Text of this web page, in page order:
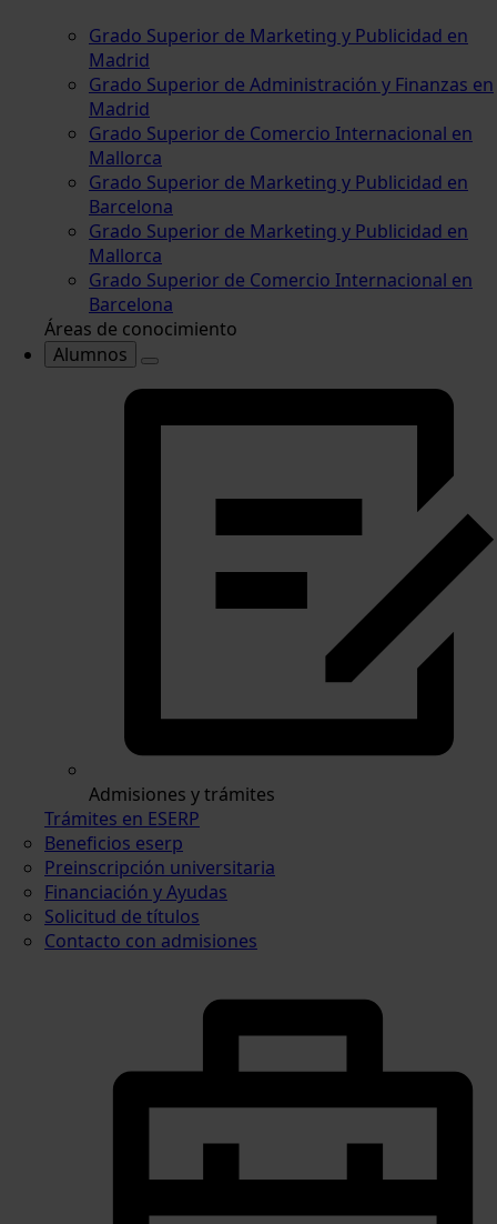
Grado Superior de Marketing y Publicidad en
Madrid
Grado Superior de Administración y Finanzas en
Madrid
Grado Superior de Comercio Internacional en
Mallorca
Grado Superior de Marketing y Publicidad en
Barcelona
Grado Superior de Marketing y Publicidad en
Mallorca
Grado Superior de Comercio Internacional en
Barcelona
Áreas de conocimiento
Alumnos
Admisiones y trámites
Trámites en ESERP
Beneficios eserp
Preinscripción universitaria
Financiación y Ayudas
Solicitud de títulos
Contacto con admisiones